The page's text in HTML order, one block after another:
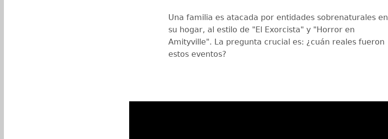
Una familia es atacada por entidades sobrenaturales en
su hogar, al estilo de "El Exorcista" y "Horror en
Amityville". La pregunta crucial es: ¿cuán reales fueron
estos eventos?